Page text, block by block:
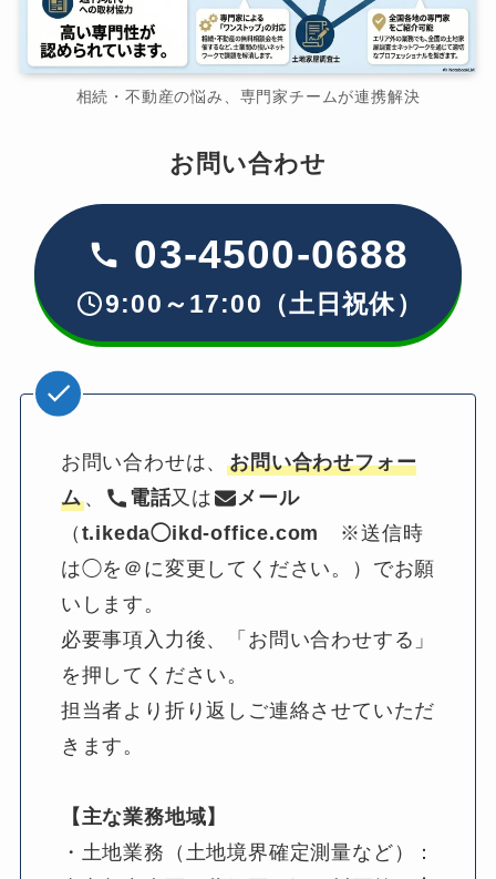
相続・不動産の悩み、専門家チームが連携解決
お問い合わせ
03-4500-0688
9:00～17:00（土日祝休）
お問い合わせは、お問い合わせフォー
ム、 電話又は
メール
（ t.ikeda◯ikd-office.com
※送信時
は◯を＠に変更してください。）でお願
いします。
必要事項入力後、「お問い合わせする」
を押してください。
担当者より折り返しご連絡させていただ
きます。
【主な業務地域】
・土地業務（土地境界確定測量など）：